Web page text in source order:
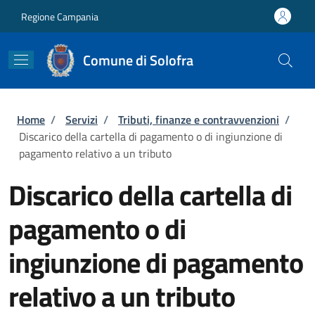
Regione Campania
Comune di Solofra
Briciole di pane
Home / Servizi / Tributi, finanze e contravvenzioni /
Discarico della cartella di pagamento o di ingiunzione di
pagamento relativo a un tributo
Discarico della cartella di
pagamento o di
ingiunzione di pagamento
relativo a un tributo